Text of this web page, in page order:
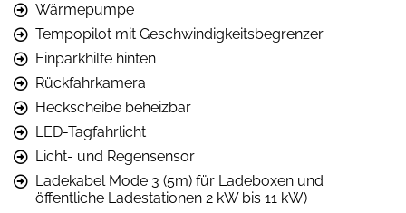
Wärmepumpe
Tempopilot mit Geschwindigkeitsbegrenzer
Einparkhilfe hinten
Rückfahrkamera
Heckscheibe beheizbar
LED-Tagfahrlicht
Licht- und Regensensor
Ladekabel Mode 3 (5m) für Ladeboxen und
öffentliche Ladestationen 2 kW bis 11 kW)